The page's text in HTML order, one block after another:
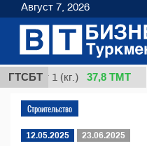
ГТСБТ
сорт 1 (кг.) 37,8 ТМТ
Строительство
12.05.2025 23.06.2025
Август 7, 2026